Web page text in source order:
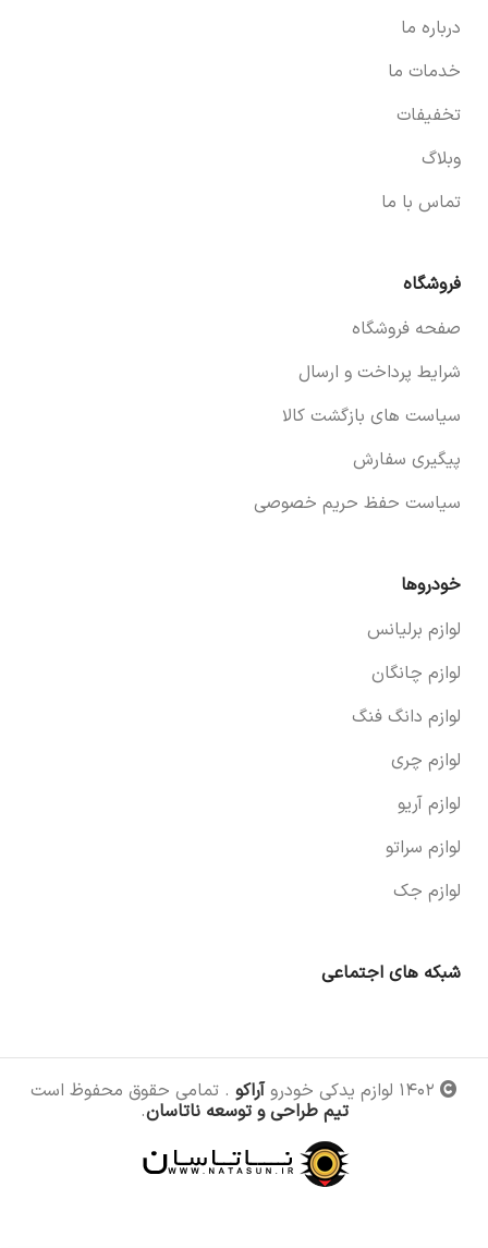
درباره ما
خدمات ما
تخفیفات
وبلاگ
تماس با ما
فروشگاه
صفحه فروشگاه
شرایط پرداخت و ارسال
سیاست های بازگشت کالا
پیگیری سفارش
سیاست حفظ حریم خصوصی
خودروها
لوازم برلیانس
لوازم چانگان
لوازم دانگ فنگ
لوازم چری
لوازم آریو
لوازم سراتو
لوازم جک
شبکه های اجتماعی
آراکو . تمامی حقوق محفوظ است
تیم طراحی و توسعه ناتاسان.